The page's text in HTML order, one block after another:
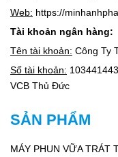
Web: https://
Tài khoản ngân hàng:
Tên tài khoản: Công Ty
Số tài khoản:
VCB Thủ Đức
SẢN PHẨM
MÁY PHUN VỮA TRÁT